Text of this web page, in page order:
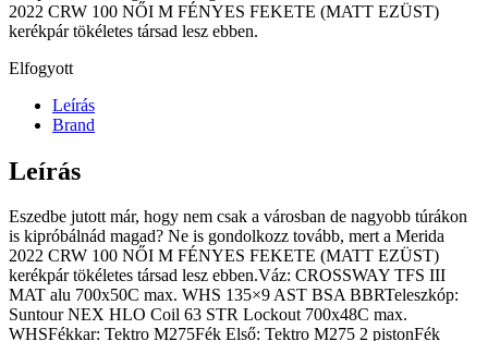
2022 CRW 100 NŐI M FÉNYES FEKETE (MATT EZÜST)
kerékpár tökéletes társad lesz ebben.
Elfogyott
Leírás
Brand
Leírás
Eszedbe jutott már, hogy nem csak a városban de nagyobb túrákon
is kipróbálnád magad? Ne is gondolkozz tovább, mert a Merida
2022 CRW 100 NŐI M FÉNYES FEKETE (MATT EZÜST)
kerékpár tökéletes társad lesz ebben.Váz: CROSSWAY TFS III
MAT alu 700x50C max. WHS 135×9 AST BSA BBRTeleszkóp:
Suntour NEX HLO Coil 63 STR Lockout 700x48C max.
WHSFékkar: Tektro M275Fék Első: Tektro M275 2 pistonFék